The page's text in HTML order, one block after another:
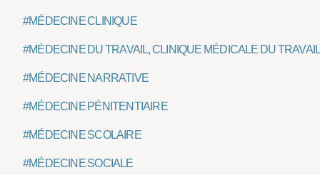
#MÉDECINE CLINIQUE
#MÉDECINE DU TRAVAIL, CLINIQUE MÉDICALE DU
#MÉDECINE NARRATIVE
#MÉDECINE PÉNITENTIAIRE
#MÉDECINE SCOLAIRE
#MÉDECINE SOCIALE